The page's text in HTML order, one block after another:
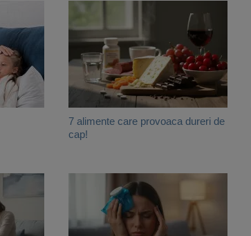
7 alimente care provoaca dureri de
cap!